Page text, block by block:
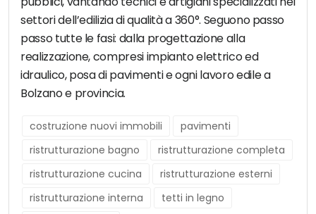
settori dell’edilizia di qualità a 360°. Seguono passo
passo tutte le fasi: dalla progettazione alla
realizzazione, compresi impianto elettrico ed
idraulico, posa di pavimenti e ogni lavoro edile a
Bolzano e provincia.
costruzione nuovi immobili
pavimenti
ristrutturazione bagno
ristrutturazione completa
ristrutturazione cucina
ristrutturazione esterni
ristrutturazione interna
tetti in legno